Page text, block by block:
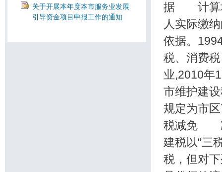
关于开展本年度本市服务业发展
引导资金项目申报工作的通知
据 计算城
人实际缴
依据。
税、消费
业,2010
市维护建
规定为市
税减免 减
建税以“三
税，但对